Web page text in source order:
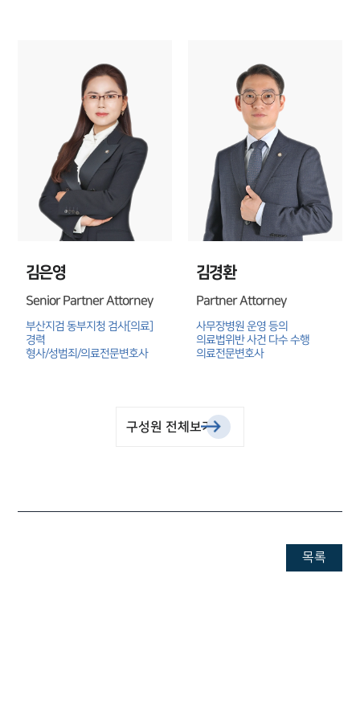
대륜법률상담예약
김은영
Senior Partner Attorney
부산지검 동부지청 검사[의료]
경력
형사/성범죄/의료전문변호사
김경환
Partner Attorney
사무장병원 운영 등의
의료법위반 사건 다수 수행
의료전문변호사
구성원 전체보기
목록